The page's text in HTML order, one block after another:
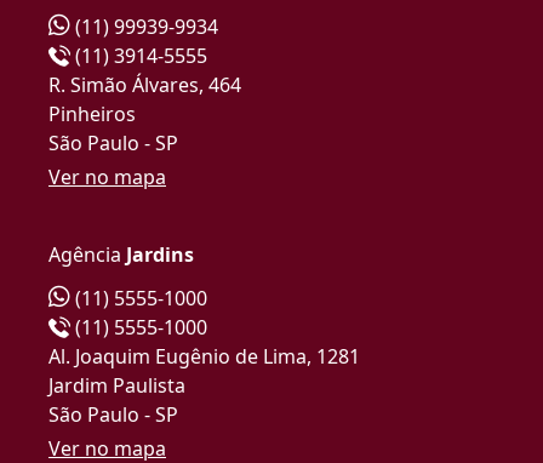
(11) 99939-9934
(11) 3914-5555
R. Simão Álvares, 464
Pinheiros
São Paulo - SP
Ver no mapa
Agência Jardins
(11) 5555-1000
(11) 5555-1000
Al. Joaquim Eugênio de Lima, 1281
Jardim Paulista
São Paulo - SP
Ver no mapa